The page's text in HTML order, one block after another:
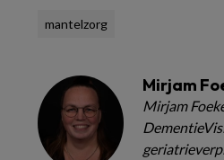
mantelzorg
Mirjam
Mirjam